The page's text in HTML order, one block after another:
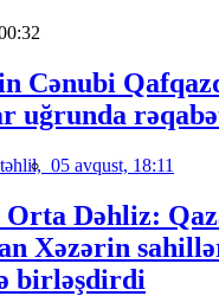
Cənubi
uğrunda
05 avqust, 18:11
Orta Dəhliz:
Xəzərin
birləşdirdi